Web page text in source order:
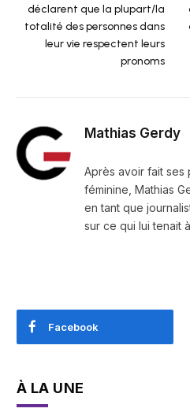
déclarent que la plupart/la
totalité des personnes dans
leur vie respectent leurs
pronoms
Mathias Gerdy
Après avoir fait ses
féminine, Mathias
en tant que
sur ce qui lui tenait
Facebook
À LA UNE